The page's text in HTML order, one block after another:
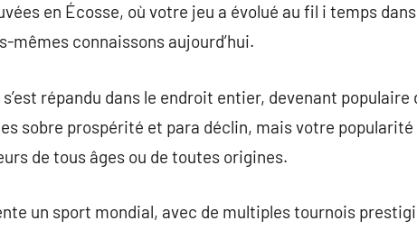
en Écosse, où votre jeu a évolué au fil i temps
mêmes connaissons aujourd’hui.
répandu dans le endroit entier, devenant
sobre prospérité et para déclin, mais votre
de tous âges ou de toutes origines.
un sport mondial, avec de multiples tournois